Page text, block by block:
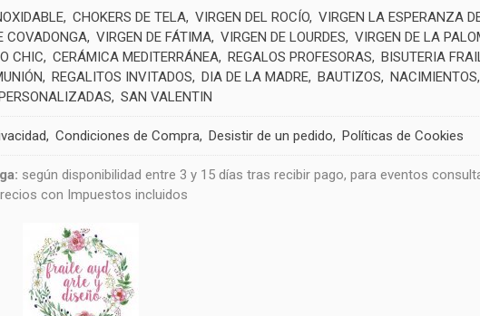
CHOKERS DE TELA VIRGEN DEL ROCÍO VIRGEN LA ESPERANZA
COVADONGA VIRGEN DE FÁTIMA VIRGEN DE LOURDES VIRGEN DE LA
CHIC CERÁMICA MEDITERRÁNEA REGALOS PROFESORAS BISUTERIA
REGALITOS INVITADOS DIA DE LA MADRE BAUTIZOS NACIMIENTOS
SAN VALENTIN
Condiciones de Compra Desistir de un pedido Políticas de Cookies
según disponibilidad entre 3 y 15 días tras recibir pago, para eventos
con Impuestos incluidos